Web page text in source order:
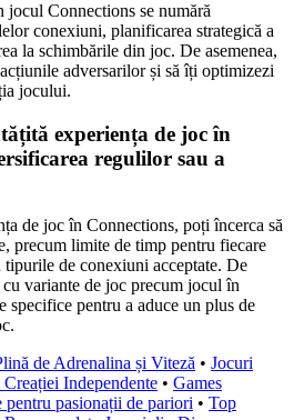
Connections se numără
conexiuni, planificarea strategică a
la schimbările din joc. De asemenea,
adversarilor și să îți optimizezi
jocului.
experiența de joc în
regulilor sau a
de joc în Connections, poți încerca să
precum limite de timp pentru fiecare
de conexiuni acceptate. De
variante de joc precum jocul în
specifice pentru a aduce un plus de
de Adrenalina și Viteză • Jocuri
Independente • Games
pentru pasionații de pariori • Top